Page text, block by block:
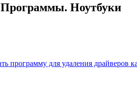
Ноутбуки
программу для удаления драйверов